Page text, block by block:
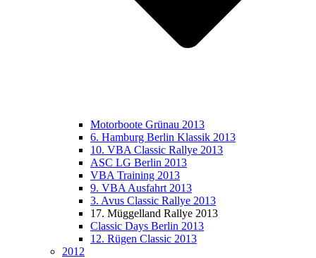
Motorboote Grünau 2013
6. Hamburg Berlin Klassik 2013
10. VBA Classic Rallye 2013
ASC LG Berlin 2013
VBA Training 2013
9. VBA Ausfahrt 2013
3. Avus Classic Rallye 2013
17. Müggelland Rallye 2013
Classic Days Berlin 2013
12. Rügen Classic 2013
2012